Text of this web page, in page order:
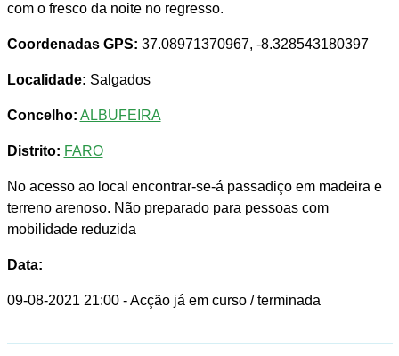
com o fresco da noite no regresso.
Coordenadas GPS: 37.08971370967, -8.328543180397
Localidade: Salgados
Concelho: ALBUFEIRA
Distrito: FARO
No acesso ao local encontrar-se-á passadiço em madeira e
terreno arenoso. Não preparado para pessoas com
mobilidade reduzida
Data:
09-08-2021 21:00 - Acção já em curso / terminada